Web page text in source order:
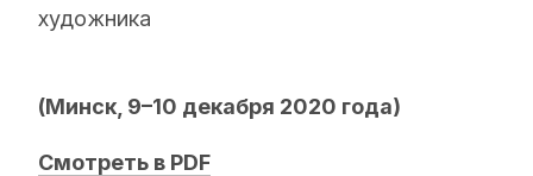
художника
(Минск, 9–10 декабря 2020 года)
Смотреть в PDF